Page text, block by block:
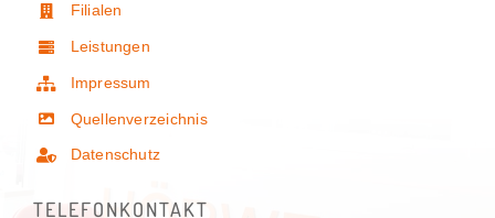
Filialen
Leistungen
Impressum
Quellenverzeichnis
Datenschutz
TELEFONKONTAKT